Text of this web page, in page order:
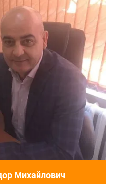
Михайлович